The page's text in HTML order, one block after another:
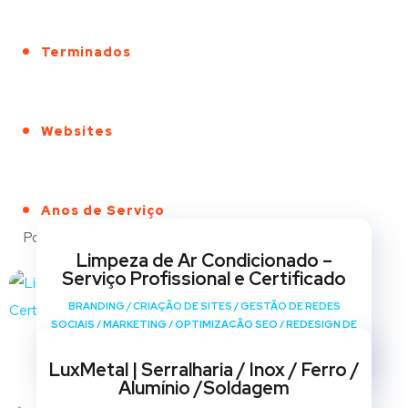
Terminados
Websites
Anos de Serviço
Portfólio
Limpeza de Ar Condicionado –
Serviço Profissional e Certificado
BRANDING /CRIAÇÃO DE SITES /GESTÃO DE REDES
SOCIAIS /MARKETING /OPTIMIZAÇÃO SEO /REDESIGN DE
LuxMetal | Serralharia / Inox / Ferro /
Alumínio /Soldagem